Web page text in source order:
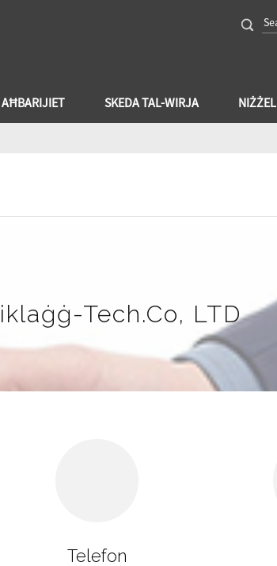
AĦBARIJIET SKEDA TAL-WIRJA NIŻŻEL
Tech.Co, LTD
Telefon